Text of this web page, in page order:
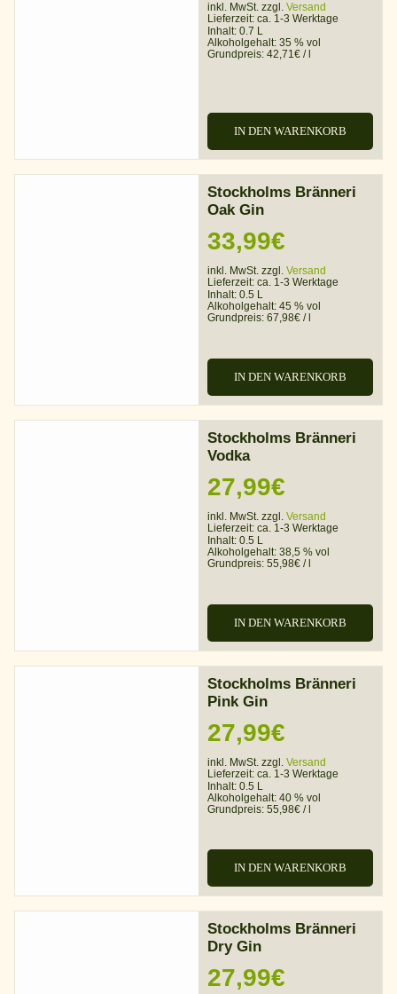
inkl. MwSt. zzgl. Versand
Lieferzeit: ca. 1-3 Werktage
Inhalt: 0.7 L
Alkoholgehalt: 35 % vol
Grundpreis: 42,71€ /
IN DEN WARENKORB
Stockholms Bränneri
Oak Gin
33,99€
inkl. MwSt. zzgl. Versand
Lieferzeit: ca. 1-3 Werktage
Inhalt: 0.5 L
Alkoholgehalt: 45 % vol
Grundpreis: 67,98€ /
IN DEN WARENKORB
Stockholms Bränneri
Vodka
27,99€
inkl. MwSt. zzgl. Versand
Lieferzeit: ca. 1-3 Werktage
Inhalt: 0.5 L
Alkoholgehalt: 38,5 % vol
Grundpreis: 55,98€ /l
IN DEN WARENKORB
Stockholms Bränneri
Pink Gin
27,99€
inkl. MwSt. zzgl. Versand
Lieferzeit: ca. 1-3 Werktage
Inhalt: 0.5 L
Alkoholgehalt: 40 % vol
Grundpreis: 55,98€ /l
IN DEN WARENKORB
Stockholms Bränneri
Dry Gin
27,99€